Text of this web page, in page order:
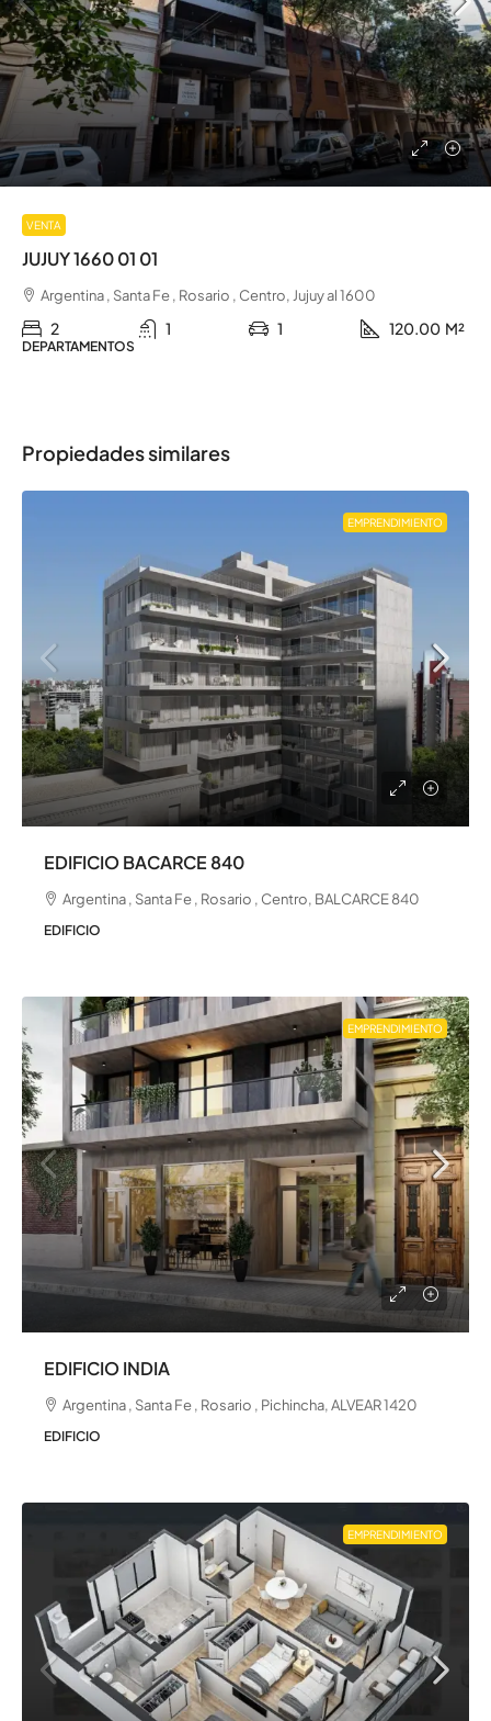
VENTA
JUJUY 1660 01 01
Argentina , Santa Fe , Rosario , Centro, Jujuy al 1600
2 1 1 120.00 M²
DEPARTAMENTOS
Propiedades similares
EMPRENDIMIENTO
EDIFICIO BACARCE 840
Argentina , Santa Fe , Rosario , Centro, BALCARCE 840
EDIFICIO
EMPRENDIMIENTO
EDIFICIO INDIA
Argentina , Santa Fe , Rosario , Pichincha, ALVEAR 1420
EDIFICIO
EMPRENDIMIENTO